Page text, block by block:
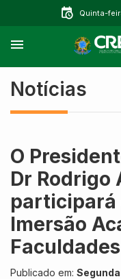
Quinta-
Notícias
O
Dr Rodrigo
participará
Imersão
Publicado em: